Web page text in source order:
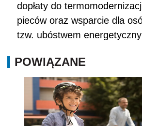
dopłaty do
pieców oraz wsparcie dla
tzw. ubóstwem
POWIĄZANE